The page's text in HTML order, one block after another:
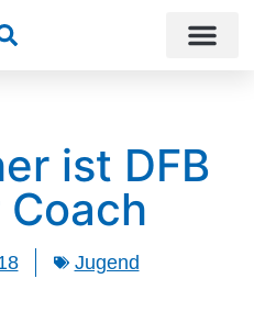
Suchen
ist DFB
Jugend